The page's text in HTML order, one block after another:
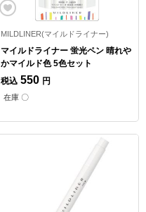
MILDLINER(マイルドライナー)
マイルドライナー 蛍光ペン 晴れや
かマイルド色 5色セット
税込 550 円
在庫 〇